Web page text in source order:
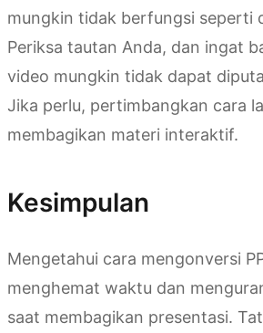
mungkin tidak berfungsi seperti
Periksa tautan Anda, dan ingat
video mungkin tidak dapat
Jika perlu, pertimbangkan cara
membagikan materi interaktif.
Kesimpulan
Mengetahui cara mengonversi
menghemat waktu dan
saat membagikan presentasi.